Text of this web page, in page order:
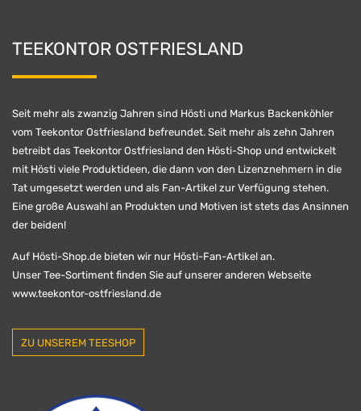
TEEKONTOR OSTFRIESLAND
Seit mehr als zwanzig Jahren sind Hösti und Markus Backenköhler
vom Teekontor Ostfriesland befreundet. Seit mehr als zehn Jahren
betreibt das Teekontor Ostfriesland den Hösti-Shop und entwickelt
mit Hösti viele Produktideen, die dann von den Lizenznehmern in die
Tat umgesetzt werden und als Fan-Artikel zur Verfügung stehen.
Eine große Auswahl an Produkten und Motiven ist stets das Ansinnen
der beiden!
Auf Hösti-Shop.de bieten wir nur Hösti-Fan-Artikel an.
Unser Tee-Sortiment finden Sie auf unserer anderen Webseite
www.teekontor-ostfriesland.de
ZU UNSEREM TEESHOP